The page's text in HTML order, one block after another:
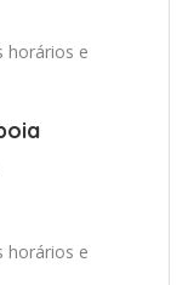
horários e
horários e